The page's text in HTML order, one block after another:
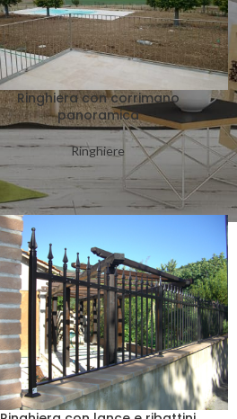
Ringhiera con corrimano
panoramica
Ringhiere